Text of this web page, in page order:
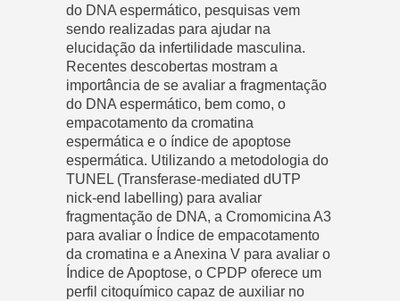
do DNA espermático, pesquisas vem
sendo realizadas para ajudar na
elucidação da infertilidade masculina.
Recentes descobertas mostram a
importância de se avaliar a fragmentação
do DNA espermático, bem como, o
empacotamento da cromatina
espermática e o índice de apoptose
espermática. Utilizando a metodologia do
TUNEL (Transferase-mediated dUTP
nick-end labelling) para avaliar
fragmentação de DNA, a Cromomicina A3
para avaliar o Índice de empacotamento
da cromatina e a Anexina V para avaliar o
Índice de Apoptose, o CPDP oferece um
perfil citoquímico capaz de auxiliar no